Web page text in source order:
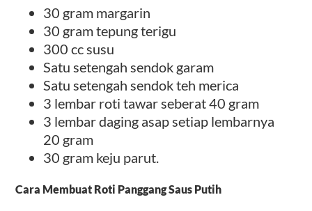
30 gram margarin
30 gram tepung terigu
300 cc susu
Satu setengah sendok garam
Satu setengah sendok teh merica
3 lembar roti tawar seberat 40 gram
3 lembar daging asap setiap lembarnya
20 gram
30 gram keju parut.
Cara Membuat Roti Panggang Saus Putih